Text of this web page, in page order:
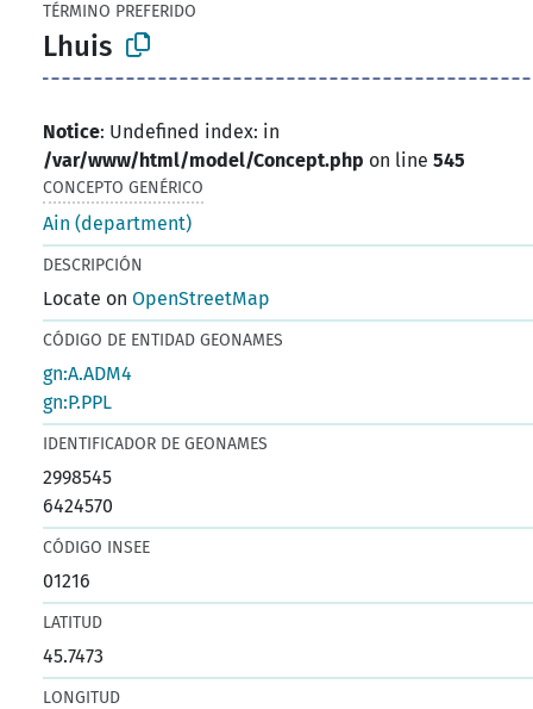
TÉRMINO PREFERIDO
Lhuis
Notice: Undefined index: in
/var/www/html/model/Concept.php on line545
CONCEPTO GENÉRICO
Ain (department)
DESCRIPCIÓN
Locate onOpenStreetMap
CÓDIGO DE ENTIDAD GEONAMES
gn:A.ADM4
gn:P.PPL
IDENTIFICADOR DE GEONAMES
2998545
6424570
CÓDIGO INSEE
01216
LATITUD
45.7473
LONGITUD